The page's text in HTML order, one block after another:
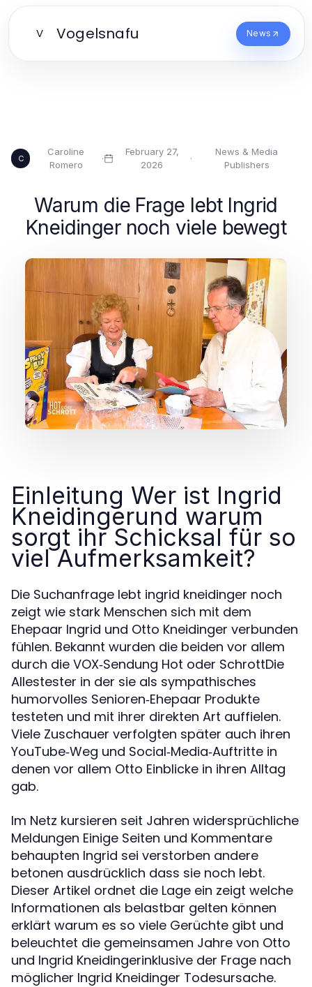
V Vogelsnafu News
C
Caroline
Romero
·
February 27,
2026
·
News & Media
Publishers
Warum die Frage lebt Ingrid
Kneidinger noch viele bewegt
Einleitung Wer ist Ingrid
Kneidingerund warum
sorgt ihr Schicksal für so
viel Aufmerksamkeit?
Die Suchanfrage lebt ingrid kneidinger noch
zeigt wie stark Menschen sich mit dem
Ehepaar Ingrid und Otto Kneidinger verbunden
fühlen. Bekannt wurden die beiden vor allem
durch die VOX‑Sendung Hot oder SchrottDie
Allestester in der sie als sympathisches
humorvolles Senioren‑Ehepaar Produkte
testeten und mit ihrer direkten Art auffielen.
Viele Zuschauer verfolgten später auch ihren
YouTube‑Weg und Social‑Media‑Auftritte in
denen vor allem Otto Einblicke in ihren Alltag
gab.
Im Netz kursieren seit Jahren widersprüchliche
Meldungen Einige Seiten und Kommentare
behaupten Ingrid sei verstorben andere
betonen ausdrücklich dass sie noch lebt.
Dieser Artikel ordnet die Lage ein zeigt welche
Informationen als belastbar gelten können
erklärt warum es so viele Gerüchte gibt und
beleuchtet die gemeinsamen Jahre von Otto
und Ingrid Kneidingerinklusive der Frage nach
möglicher Ingrid Kneidinger Todesursache.